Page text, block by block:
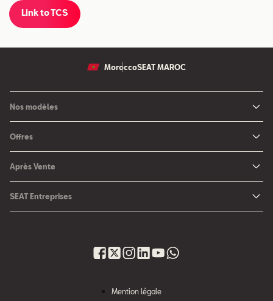
Link to TCS
MoroccoSEAT MAROC
Nos modèles
Nouveau SEAT Ateca
Nouvelle SEAT Ibiza
Nouvelle SEAT Arona
Offres
Après Vente
SEAT Pièces de rechange
Campagne de Rappel Airbag Takata
SEAT Entreprises
Mention légale